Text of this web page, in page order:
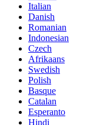
Italian
Danish
Romanian
Indonesian
Czech
Afrikaans
Swedish
Polish
Basque
Catalan
Esperanto
Hindi